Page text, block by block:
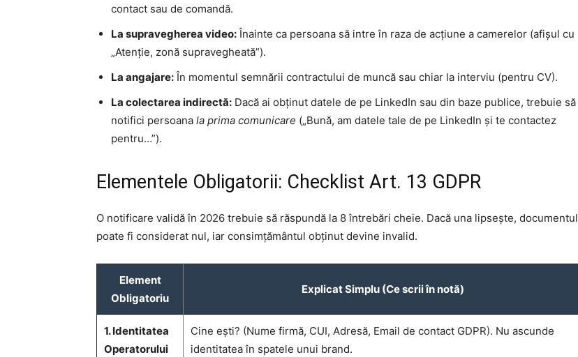
contact sau de comandă.
La supravegherea video: Înainte ca persoana să intre în raza de acțiune a camerelor (afișul cu
„Atenție, zonă supravegheată”).
La angajare: În momentul semnării contractului de muncă sau chiar la interviu (pentru CV).
La colectarea indirectă: Dacă ai obținut datele de pe LinkedIn sau din baze publice, trebuie să
notifici persoana la prima comunicare („Bună, am datele tale de pe LinkedIn și te contactez
pentru…”).
Elementele Obligatorii: Checklist Art. 13 GDPR
O notificare validă în 2026 trebuie să răspundă la 8 întrebări cheie. Dacă una lipsește, documentul
poate fi considerat nul, iar consimțământul obținut devine invalid.
Element
Obligatoriu
Explicat Simplu (Ce scrii în notă)
1. Identitatea
Operatorului
Cine ești? (Nume firmă, CUI, Adresă, Email de contact GDPR). Nu ascunde
identitatea în spatele unui brand.